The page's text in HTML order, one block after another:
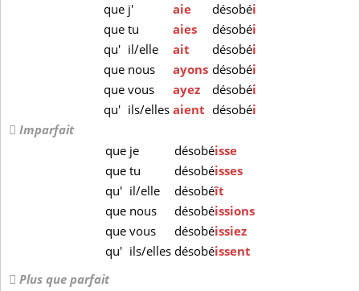
que j' aie désobéi
quetu aies désobéi
qu' il/elle ait désobéi
que nous ayons désobéi
quevous ayez désobéi
qu' ils/ellesaient désobéi
Imparfait
que je désobéisse
quetu désobéisses
qu' il/elle désobéît
que nous désobéissions
quevous désobéissiez
qu' ils/ellesdésobéissent
Plus que parfait